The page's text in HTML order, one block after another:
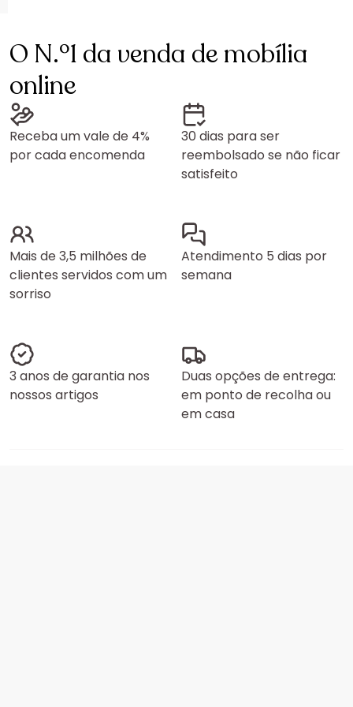
O N.º1 da venda de mobília
online
Receba um vale de 4%
por cada encomenda
30 dias para ser
reembolsado se não ficar
satisfeito
Mais de 3,5 milhões de
clientes servidos com um
sorriso
Atendimento 5 dias por
semana
3 anos de garantia nos
nossos artigos
Duas opções de entrega:
em ponto de recolha ou
em casa